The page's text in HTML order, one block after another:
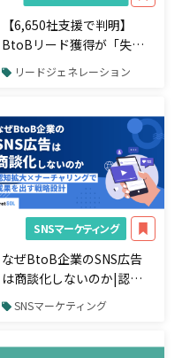
【6,650社支援で判明】
BtoBリード獲得が「失敗
する根本原因」と処方箋
リードジェネレーション
SNSマーケティング
なぜBtoB企業のSNS広告
は商談化しないのか|認知
拡大×ナーチャリングで成
SNSマーケティング